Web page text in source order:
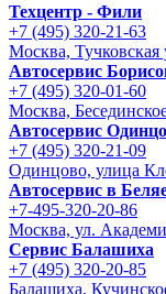
Техцентр - Фили
+7 (495) 320-21-63
Москва, Тучковская
Автосервис
+7 (495) 320-01-60
Москва,
Автосервис
+7 (495) 320-21-09
Одинцово, улица
Автосервис в
+7-495-320-20-86
Москва, ул.
Сервис Балашиха
+7 (495) 320-20-85
Балашиха,